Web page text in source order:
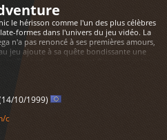
le hérisson comme l'un des plus célèbres
formes dans l'univers du jeu vidéo. La
n'a pas renoncé à ses premières amours,
jeu ajoute à sa quête bondissante une
Tir, surf, vol, course et flipper sont les
du dynamique échidné.
10/1999)
c